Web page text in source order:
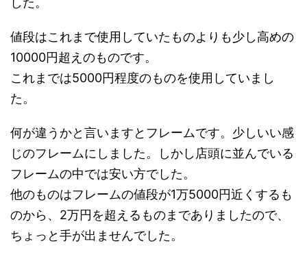
値段はこれまで使用していたものよりも少し高めの
10000円超えのものです。
これまでは5000円程度のものを使用していまし
た。
何が違うかと言いますとフレームです。少しいい感
じのフレームにしました。しかし店頭に並んでいる
フレームの中では安い方でした。
他のものはフレームの値段が1万5000円近くするも
のから、2万円を超えるものまでありましたので、
ちょっと手が出ませんでした。